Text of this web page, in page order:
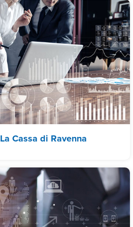
Cassa di Ravenna